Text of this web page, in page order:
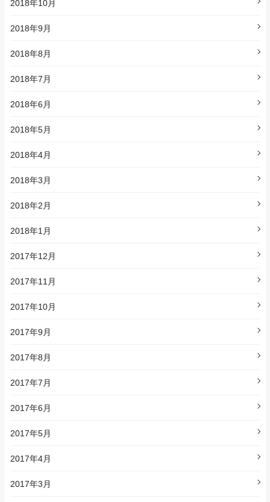
2018年10月
2018年9月
2018年8月
2018年7月
2018年6月
2018年5月
2018年4月
2018年3月
2018年2月
2018年1月
2017年12月
2017年11月
2017年10月
2017年9月
2017年8月
2017年7月
2017年6月
2017年5月
2017年4月
2017年3月